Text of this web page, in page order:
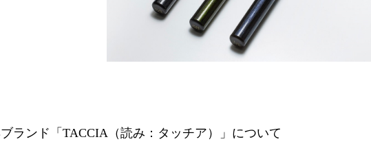
ランド「TACCIA（読み：タッチア）」について